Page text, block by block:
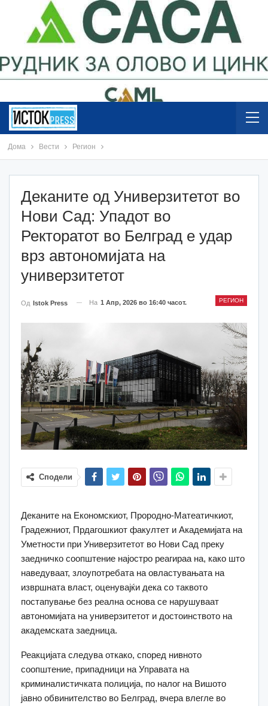
Дома Вести Регион
Деканите од Универзитетот во
Нови Сад: Упадот во
Ректоратот во Белград е удар
врз автономијата на
универзитетот
РЕГИОН
Од Istok Press На 1 Апр, 2026 во 16:40 часот.
Сподели
Деканите на Економскиот, Прородно-Матеатичкиот,
Градежниот, Прдагошкиот факултет и Академијата на
Уметности при Универзитетот во Нови Сад преку
заедничко соопштение најостро реагираа на, како што
наведуваат, злоупотребата на овластувањата на
извршната власт, оценувајќи дека со таквото
постапување без реална основа се нарушуваат
автономијата на универзитетот и достоинството на
академската заедница.
Реакцијата следува откако, според нивното
соопштение, припадници на Управата на
криминалистичката полиција, по налог на Вишото
јавно обвинителство во Белград, вчера влегле во